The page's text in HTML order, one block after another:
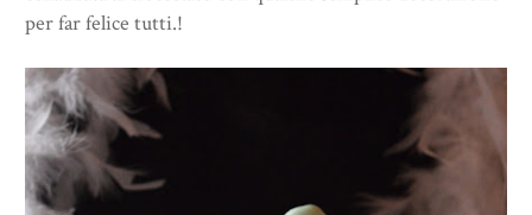
per far felice tutti.!